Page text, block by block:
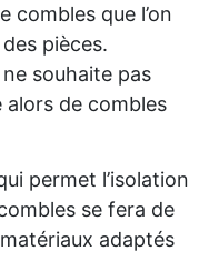
combles que l’on
pièces.
souhaite pas
alors de combles
permet l’isolation
se fera de
adaptés